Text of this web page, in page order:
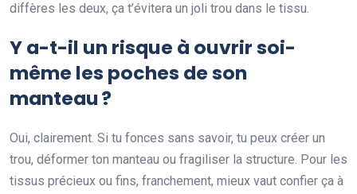
diffères les deux, ça t’évitera un joli trou dans le tissu.
Y a-t-il un risque à ouvrir soi-
même les poches de son
manteau ?
Oui, clairement. Si tu fonces sans savoir, tu peux créer un
trou, déformer ton manteau ou fragiliser la structure. Pour les
tissus précieux ou fins, franchement, mieux vaut confier ça à